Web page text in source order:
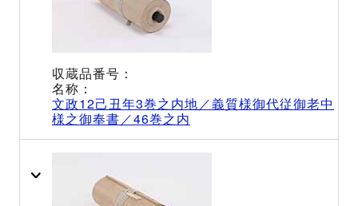
文政12己丑年3巻之内地／義質様御代従御老中
様之御奉書／46巻之内